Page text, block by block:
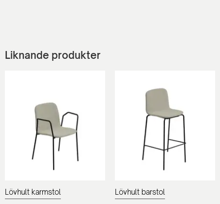
Liknande produkter
Lövhult karmstol Lövhult barstol